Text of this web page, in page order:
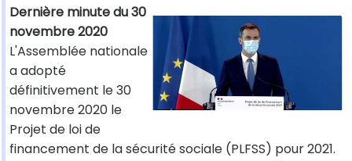
Dernière minute du 30
novembre 2020
L'Assemblée nationale
a adopté
définitivement le 30
novembre 2020 le
Projet de loi de
financement de la sécurité sociale (PLFSS) pour 2021.